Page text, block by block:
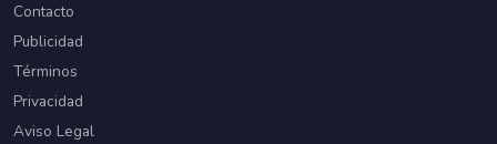
Contacto
Publicidad
Términos
Privacidad
Aviso Legal